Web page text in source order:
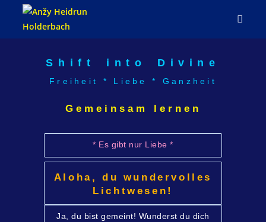
Shift into Divine
Freiheit * Liebe * Ganzheit
Gemeinsam lernen
* Es gibt nur Liebe *
Aloha, du wundervolles
Lichtwesen!
Ja, du bist gemeint! Wunderst du dich